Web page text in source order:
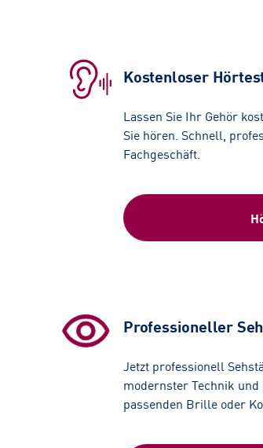
Kostenloser
Lassen Sie Ihr Gehör
Sie hören. Schnell,
Fachgeschäft.
Professioneller
Jetzt professionell
modernster Technik
passenden Brille oder